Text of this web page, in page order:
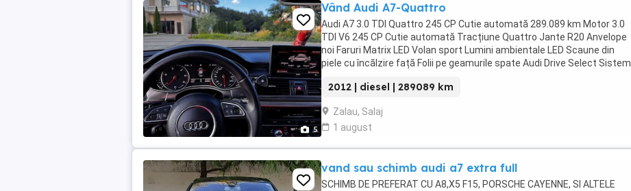
5
Vând Audi A7-Quattro
Audi A7 3.0 TDI Quattro 245 CP Cutie automată 289.089 km Motor 3.0
TDI V6 245 CP Cutie automată Tracțiune Quattro Jante R20 Anvelope
noi Faruri Matrix LED Volan sport Lumini ambientale LED Scaune din
piele cu încălzire față Folii pe geamurile spate Audi Drive Select Sistem
2012 | diesel | 289089 km
Zalau, Salaj
1 august
vand sau schimb audi a7 extra full
SCHIMB DE PREFERAT CU A8,X5 F15, PORSCHE CAYENNE, SI ALTELE